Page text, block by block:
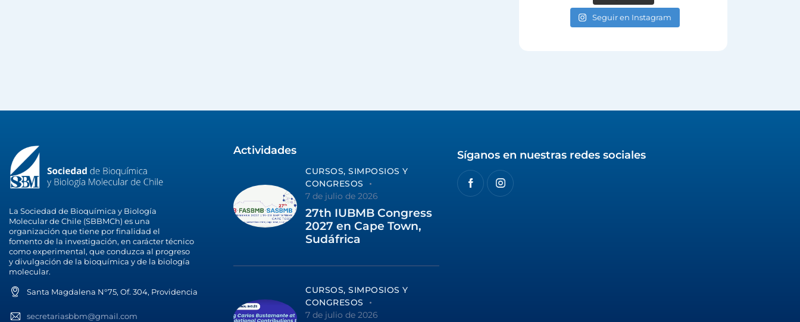
Seguir en Instagram
La Sociedad de Bioquímica y Biología
Molecular de Chile (SBBMCh) es una
organización que tiene por finalidad el
fomento de la investigación, en carácter técnico
como experimental, que conduzca al progreso
y divulgación de la bioquímica y de la biología
molecular.
Santa Magdalena N°75, Of. 304, Providencia
secretariasbbm@gmail.com
Actividades
CURSOS, SIMPOSIOS Y
CONGRESOS
7 de julio de 2026
27th IUBMB Congress
2027 en Cape Town,
Sudáfrica
CURSOS, SIMPOSIOS Y
CONGRESOS
7 de julio de 2026
Síganos en nuestras redes sociales